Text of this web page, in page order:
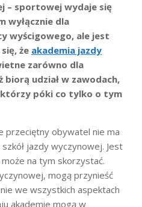
– sportowej wydaje się
wyłącznie dla
wyścigowego, ale jest
że akademia jazdy
zarówno dla
udział w zawodach,
którzy póki co tylko o tym
przeciętny obywatel nie ma
jazdy wyczynowej. Jest
na tym skorzystać.
mogą przynieść
we wszystkich aspektach
akademie mogą w